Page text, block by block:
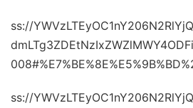
ss://
ss://